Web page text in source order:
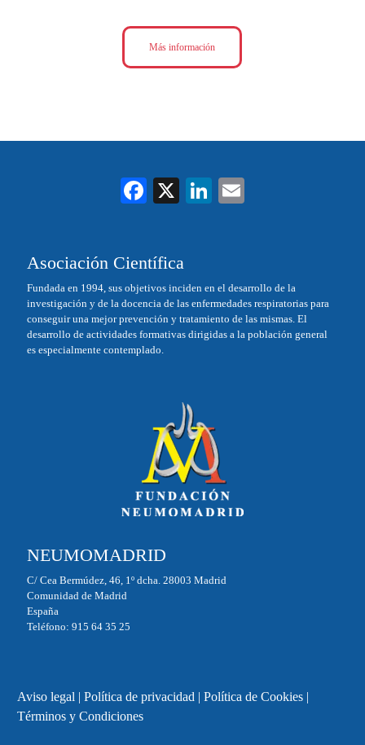
Más información
Fa
ok
X
Li
Asociación Científica
Fundada en 1994, sus objetivos inciden en el desarrollo de la
investigación y de la docencia de las enfermedades respiratorias para
conseguir una mejor prevención y tratamiento de las mismas. El
desarrollo de actividades formativas dirigidas a la población general
es especialmente contemplado.
NEUMOMADRID
C/ Cea Bermúdez, 46, 1º dcha. 28003 Madrid
Comunidad de Madrid
España
Teléfono: 915 64 35 25
Aviso legal | Política de privacidad | Política de Cookies|
Términos y Condiciones